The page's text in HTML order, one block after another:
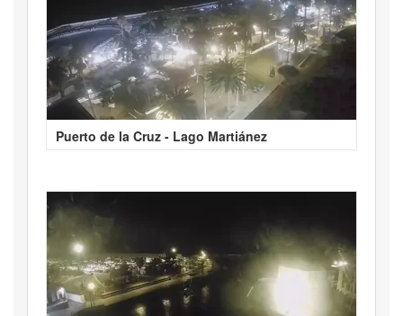
Puerto de la Cruz - Lago Martiánez